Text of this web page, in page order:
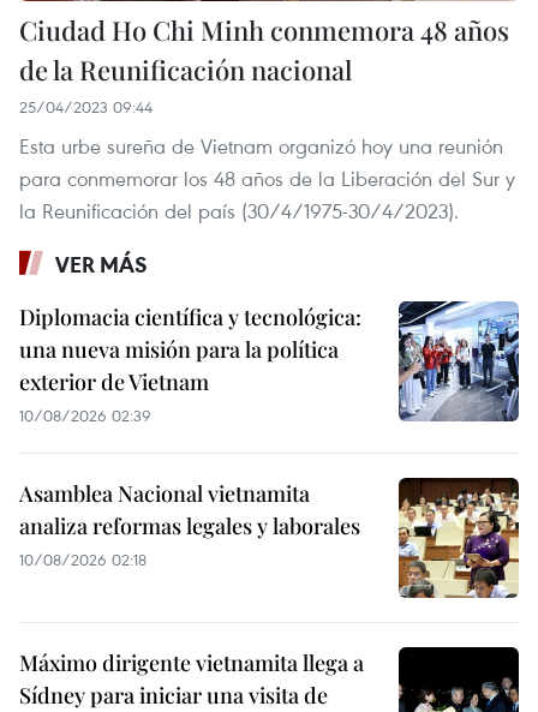
Ciudad Ho Chi Minh conmemora 48 años
de la Reunificación nacional
25/04/2023 09:44
Esta urbe sureña de Vietnam organizó hoy una reunión
para conmemorar los 48 años de la Liberación del Sur y
la Reunificación del país (30/4/1975-30/4/2023).
VER MÁS
Diplomacia científica y tecnológica:
una nueva misión para la política
exterior de Vietnam
10/08/2026 02:39
Asamblea Nacional vietnamita
analiza reformas legales y laborales
10/08/2026 02:18
Máximo dirigente vietnamita llega a
Sídney para iniciar una visita de